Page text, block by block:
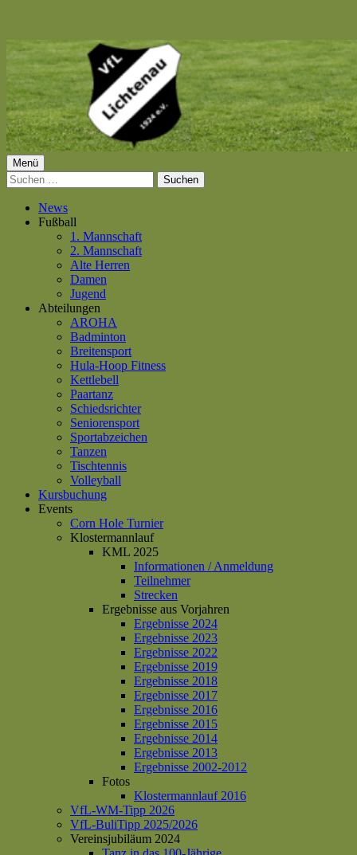
Springe
zum
Inhalt
VfL Lichtenau 1924 e.V.
Primäres
Menü
Menü
Suchen
nach:
News
Fußball
1. Mannschaft
2. Mannschaft
Alte Herren
Damen
Jugend
Abteilungen
AROHA
Badminton
Breitensport
Hula-Hoop Fitness
Kettlebell
Paartanz
Schiedsrichter
Seniorensport
Sportabzeichen
Tanzen
Tischtennis
Volleyball
Kursbuchung
Events
Corn Hole Turnier
Klostermannlauf
KML 2025
Informationen / Anmeldung
Teilnehmer
Strecken
Ergebnisse aus Vorjahren
Ergebnisse 2024
Ergebnisse 2023
Ergebnisse 2022
Ergebnisse 2019
Ergebnisse 2018
Ergebnisse 2017
Ergebnisse 2016
Ergebnisse 2015
Ergebnisse 2014
Ergebnisse 2013
Ergebnisse 2002-2012
Fotos
Klostermannlauf 2016
VfL-WM-Tipp 2026
VfL-BuliTipp 2025/2026
Vereinsjubiläum 2024